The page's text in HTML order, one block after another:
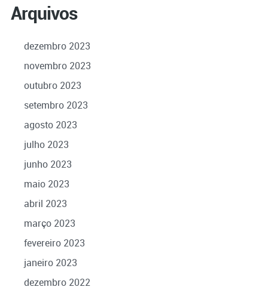
Arquivos
dezembro 2023
novembro 2023
outubro 2023
setembro 2023
agosto 2023
julho 2023
junho 2023
maio 2023
abril 2023
março 2023
fevereiro 2023
janeiro 2023
dezembro 2022